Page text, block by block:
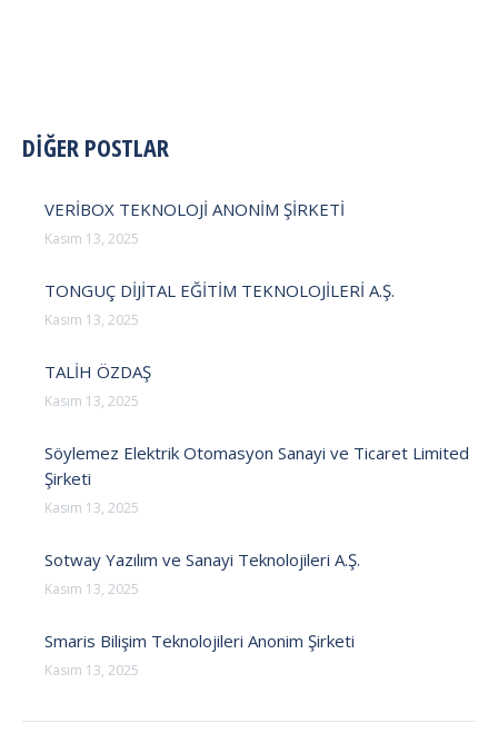
POST
DİĞER POSTLAR
VERİBOX TEKNOLOJİ ANONİM ŞİRKETİ
Kasım 13, 2025
TONGUÇ DİJİTAL EĞİTİM TEKNOLOJİLERİ A.Ş.
Kasım 13, 2025
TALİH ÖZDAŞ
Kasım 13, 2025
Söylemez Elektrik Otomasyon Sanayi ve Ticaret Limited
Şirketi
Kasım 13, 2025
Sotway Yazılım ve Sanayi Teknolojileri A.Ş.
Kasım 13, 2025
Smaris Bilişim Teknolojileri Anonim Şirketi
Kasım 13, 2025